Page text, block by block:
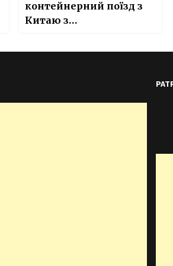
контейнерний поїзд з
Китаю з